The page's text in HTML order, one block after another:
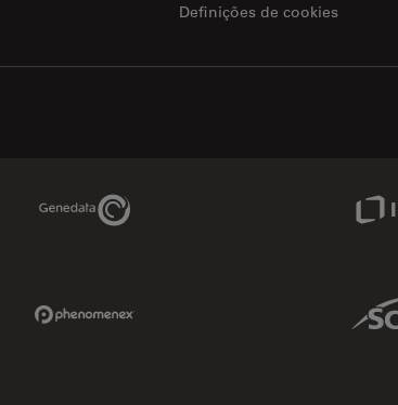
Definições de cookies
Genedata Link